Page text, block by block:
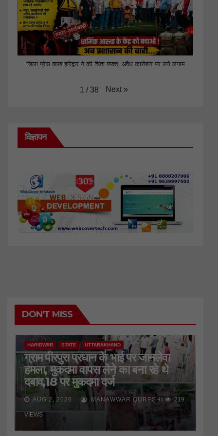
जिला प्रेस क्लब हरिद्वार ने की चिंता व्यक्त, अवैध कारोबार पर लगे लगाम
1 / 38 Next »
विज्ञापन
DON'T MISS
HARIDWAR STATE UTTARAKHAND
ग्राम पीरपुरा प्रधान के भाई पर जानलेवा
हमला, मुकदमा वापस लेने का बना रहे थे
दबाव,18 पर मुकदमा दर्ज
AUG 2, 2026 MANAWWAR QURESHI 219
VIEWS